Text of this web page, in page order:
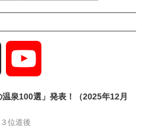
Channel
泉100選」発表！（2025年12月
位道後